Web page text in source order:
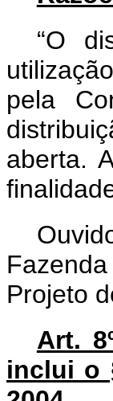
“O
pela
aberta.
Projeto
Art.
inclui o